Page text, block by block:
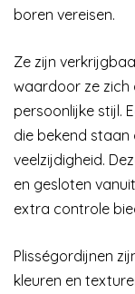
boren vereisen.
Ze zijn
waardoor ze zich
persoonlijke stijl.
die bekend staan
veelzijdigheid.
en gesloten
extra controle
Plisségordijnen
kleuren en